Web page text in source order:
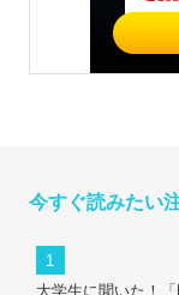
今すぐ読みたい
大学生に聞いた！